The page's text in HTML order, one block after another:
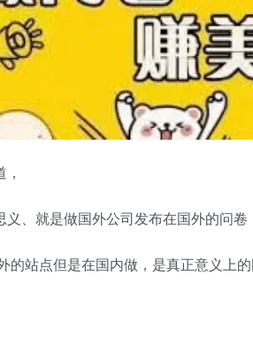
、就是做国外公司发布在国外的问卷
的站点但是在国内做，是真正意义上